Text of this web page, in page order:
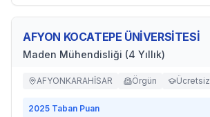
AFYON KOCATEPE ÜNİVERSİTESİ
Maden Mühendisliği (4 Yıllık)
AFYONKARAHİSAR Örgün Ücretsiz
2025 Taban Puan